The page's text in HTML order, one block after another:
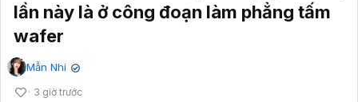
lần này là ở công đoạn làm phẳng tấm
wafer
Mẫn Nhi ✔
3 giờ trước